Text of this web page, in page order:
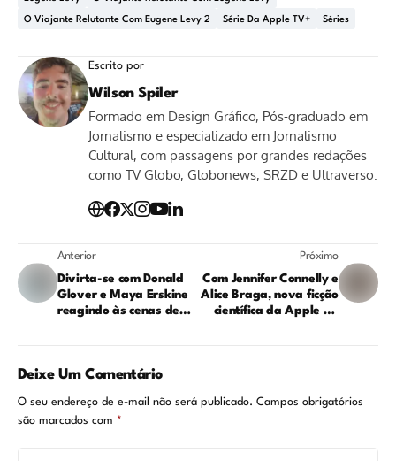
O Viajante Relutante Com Eugene Levy 2 Série Da Apple TV+ Séries
Escrito por
Wilson Spiler
Formado em Design Gráfico, Pós-graduado em
Jornalismo e especializado em Jornalismo
Cultural, com passagens por grandes redações
como TV Globo, Globonews, SRZD e Ultraverso.
Anterior
Divirta-se com Donald
Glover e Maya Erskine
reagindo às cenas de
Próximo
Com Jennifer Connelly e
Alice Braga, nova ficção
científica da Apple TV
Deixe Um Comentário
O seu endereço de e-mail não será publicado. Campos obrigatórios
são marcados com *